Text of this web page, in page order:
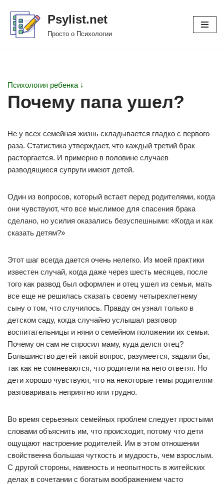
Перейти
Psylist.net
Просто о Психологии
Психология ребенка ↓
Почему папа ушел?
Не у всех семейная жизнь складывается гладко с первого
раза. Статистика утверждает, что каждый третий брак
расторгается. И примерно в половине случаев
разводящиеся супруги имеют детей.
Один из вопросов, который встает перед родителями, когда
они чувствуют, что все мыслимое для спасения брака
сделано, но усилия оказались безуспешными: «Когда и как
сказать детям?»
Этот шаг всегда дается очень нелегко. Из моей практики
известен случай, когда даже через шесть месяцев, после
того как развод был оформлен и отец ушел из семьи, мать
все еще не решилась сказать своему четырехлетнему
сыну о том, что случилось. Правду он узнал только в
детском саду, когда случайно услышал разговор
воспитательницы и няни о семейном положении их семьи.
Почему он сам не спросил маму, куда делся отец?
Большинство детей такой вопрос, разумеется, задали бы,
так как не сомневаются, что родители на него ответят. Но
дети хорошо чувствуют, что на некоторые темы родителям
разговаривать неприятно или трудно.
Во время серьезных семейных проблем следует простыми
словами объяснить им, что происходит, потому что дети
ощущают настроение родителей. Им в этом отношении
свойственна большая чуткость и мудрость, чем взрослым.
С другой стороны, наивность и неопытность в житейских
делах в сочетании с богатым воображением часто